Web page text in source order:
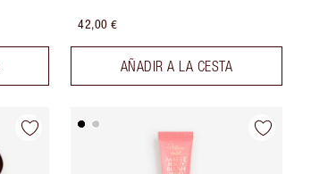
42,00 €
AÑADIR A LA CESTA